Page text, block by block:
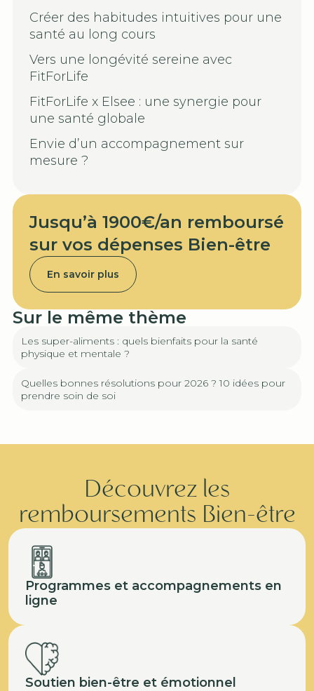
Créer des habitudes intuitives pour une
santé au long cours
Vers une longévité sereine avec
FitForLife
FitForLife x Elsee : une synergie pour
une santé globale
Envie d’un accompagnement sur
mesure ?
Jusqu’à 1900€/an remboursé
sur vos dépenses Bien-être
En savoir plus
Sur le même thème
Les super-aliments : quels bienfaits pour la santé
physique et mentale ?
Quelles bonnes résolutions pour 2026 ? 10 idées pour
prendre soin de soi
Découvrez les
remboursements Bien-être
Programmes et accompagnements en
ligne
Soutien bien-être et émotionnel